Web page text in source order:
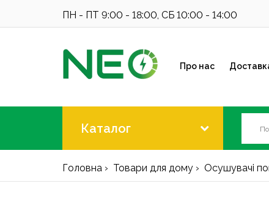
ПН - ПТ 9:00 - 18:00, СБ 10:00 - 14:00
Про нас
Каталог
Головна Товари для дому Осушувачі